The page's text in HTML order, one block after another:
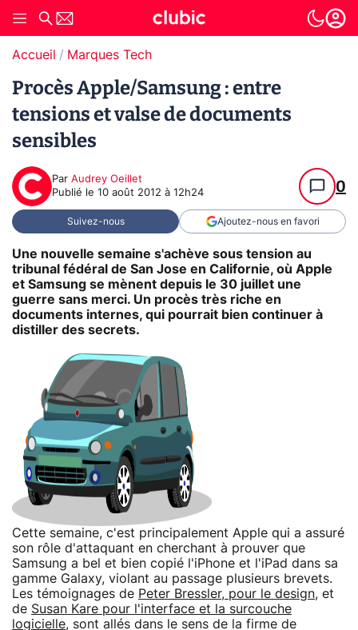
Accueil Marques Tech
Procès Apple/Samsung : entre
tensions et valse de documents
sensibles
Par Audrey Oeillet
Publié le 10 août 2012 à 12h24 0
Suivez-nous Ajoutez-nous en favori
Une nouvelle semaine s'achève sous tension au
tribunal fédéral de San Jose en Californie, où Apple
et Samsung se mènent depuis le 30 juillet une
guerre sans merci. Un procès très riche en
documents internes, qui pourrait bien continuer à
distiller des secrets.
Cette semaine, c'est principalement Apple qui a assuré
son rôle d'attaquant en cherchant à prouver que
Samsung a bel et bien copié l'iPhone et l'iPad dans sa
gamme Galaxy, violant au passage plusieurs brevets.
Les témoignages de Peter Bressler, pour le design, et
de Susan Kare pour l'interface et la surcouche
logicielle, sont allés dans le sens de la firme de